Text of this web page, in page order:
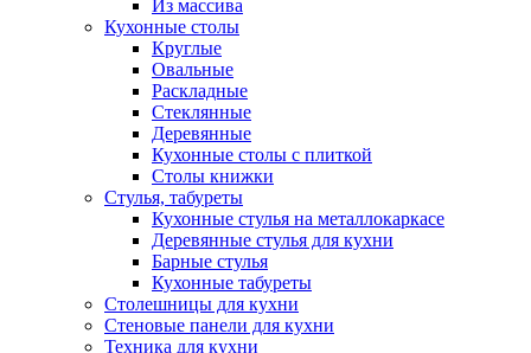
Из массива
Кухонные столы
Круглые
Овальные
Раскладные
Стеклянные
Деревянные
Кухонные столы с плиткой
Столы книжки
Стулья, табуреты
Кухонные стулья на металлокаркасе
Деревянные стулья для кухни
Барные стулья
Кухонные табуреты
Столешницы для кухни
Стеновые панели для кухни
Техника для кухни